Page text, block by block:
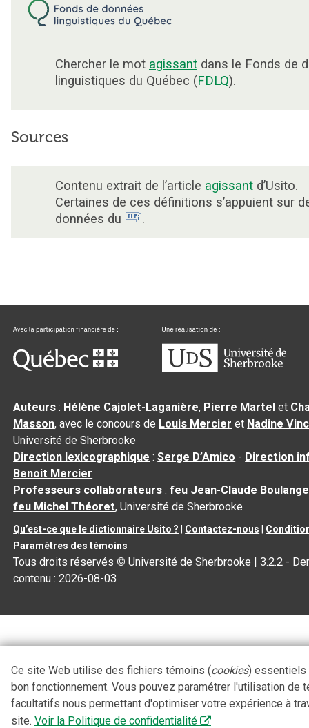
Chercher le mot agissant dans le Fonds de
linguistiques du Québec (FDLQ).
Sources
Contenu extrait de l’article agissant d’Usito.
Certaines de ces définitions s’appuient sur
données du
.
Auteurs : Hélène Cajolet-Laganière, Pierre Martel et
Masson, avec le concours de Louis Mercier et Nadine
Université de Sherbrooke
Direction lexicographique :Serge D’Amico - Direction
Benoit Mercier
Professeurs collaborateurs :feu Jean-Claude
feu Michel Théoret, Université de Sherbrooke
Qu’est-ce que le dictionnaire Usito ? Contactez-nous
Paramètres des témoins
Tous droits réservés © Université de Sherbrooke |3.2.2 -
contenu :2026-08-03
Ce site Web utilise des fichiers témoins (cookies) essentiels
bon fonctionnement. Vous pouvez paramétrer l'utilisation de
facultatifs nous permettant d'optimiser votre expérience à
site. Voir la Politique de confidentialité